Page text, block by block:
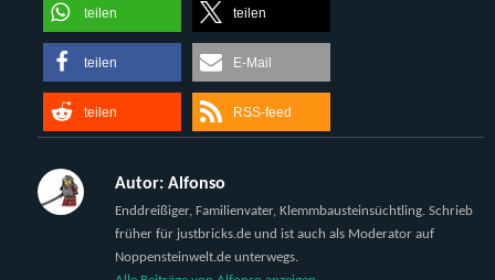
teilen teilen
teilen E-Mail
teilen RSS-feed
Autor: Alfonso
Enddreißiger, Familienvater, Klemmbausteinsüchtling. Schrieb
früher für justbricks.de und ist auch als Moderator auf
Noppensteinwelt.de unterwegs.